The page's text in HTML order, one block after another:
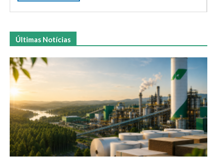
Últimas Notícias